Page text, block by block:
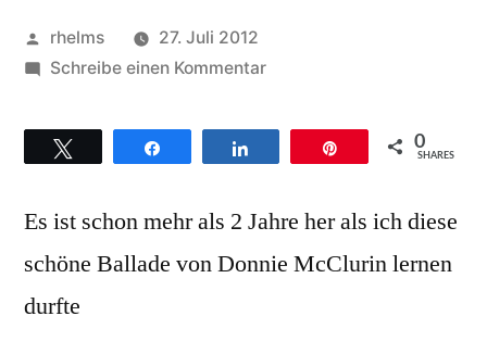
Veröffentlicht
von
rhelms
27. Juli 2012
Schreibe einen Kommentarzu
McClurkin
zum
0
SHARES
Es ist schon mehr als 2 Jahre her als ich diese
schöne Ballade von Donnie McClurin lernen
durfte